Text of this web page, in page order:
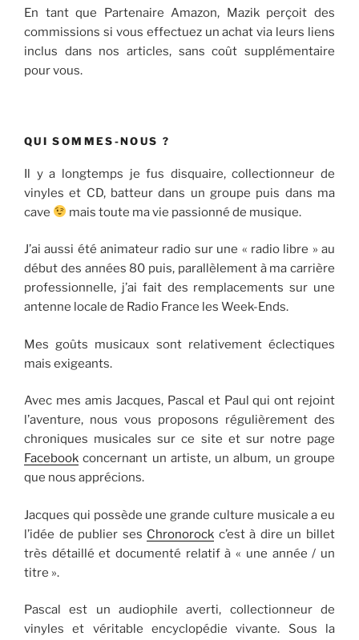
En tant que Partenaire Amazon, Mazik perçoit des
commissions si vous effectuez un achat via leurs liens
inclus dans nos articles, sans coût supplémentaire
pour vous.
QUI SOMMES-NOUS ?
Il y a longtemps je fus disquaire, collectionneur de
vinyles et CD, batteur dans un groupe puis dans ma
cave
mais toute ma vie passionné de musique.
J’ai aussi été animateur radio sur une « radio libre » au
début des années 80 puis, parallèlement à ma carrière
professionnelle, j’ai fait des remplacements sur une
antenne locale de Radio France les Week-Ends.
Mes goûts musicaux sont relativement éclectiques
mais exigeants.
Avec mes amis Jacques, Pascal et Paul qui ont rejoint
l’aventure, nous vous proposons régulièrement des
chroniques musicales sur ce site et sur notre page
Facebook concernant un artiste, un album, un groupe
que nous apprécions.
Jacques qui possède une grande culture musicale a eu
l’idée de publier ses Chronorock c’est à dire un billet
très détaillé et documenté relatif à « une année / un
titre ».
Pascal est un audiophile averti, collectionneur de
vinyles et véritable encyclopédie vivante. Sous la